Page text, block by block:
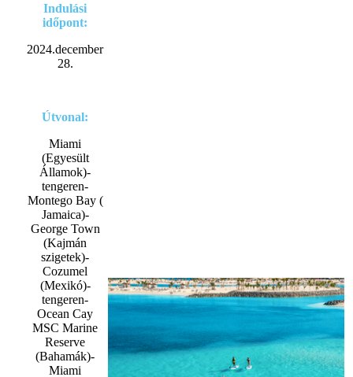
Indulási
időpont:
2024.december
28.
Útvonal:
Miami
(Egyesült
Államok)-
tengeren-
Montego Bay (
Jamaica)-
George Town
(Kajmán
szigetek)-
Cozumel
(Mexikó)-
tengeren-
Ocean Cay
MSC Marine
Reserve
(Bahamák)-
Miami